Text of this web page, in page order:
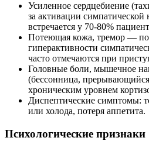
Усиленное сердцебиение
за активации
встречается у 70-80%
Потеющая кожа, тремор —
гиперактивности
часто отмечаются при
Головные боли, мышечное
(бессонница,
хроническим уровнем
Диспептические симптомы:
или холода, потеря аппетита.
Психологические признаки